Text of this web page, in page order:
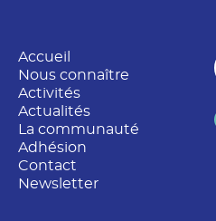
Accueil
Nous connaître
Activités
Actualités
La communauté
Adhésion
Contact
Newsletter